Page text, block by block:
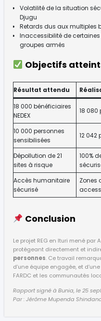
Volatilité de la situation
Djugu
Retards dus aux multiples
Inaccessibilité de
groupes armés
Objectifs
Résultat attendu
18 000 bénéficiaires
NEDEX
18 080
10 000 personnes
sensibilisées
12 042
Dépollution de 21
sites à risque
100%
Accès humanitaire
sécurisé
Zones
Conclusion
Le projet REG en Ituri mené par
protégeant directement et
personnes. Ce travail
d’une équipe engagée, et
FARDC et les communautés
Rapport signé à Bunia, le 25
Par : Jérôme Mupenda